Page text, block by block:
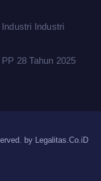
Industri
28 Tahun 2025
by Legalitas.Co.iD